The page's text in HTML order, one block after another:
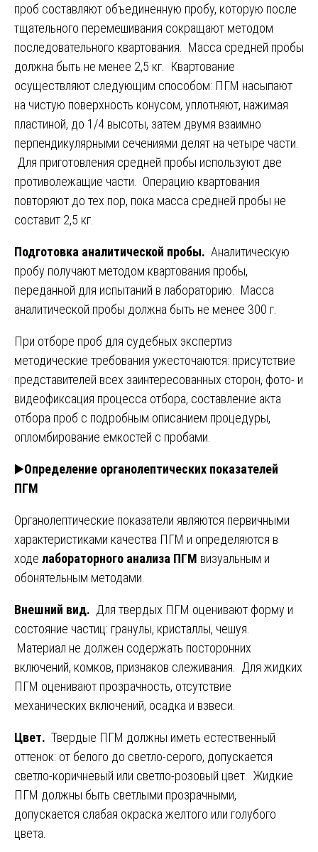
проб составляют объединенную пробу, которую после
тщательного перемешивания сокращают методом
последовательного квартования. Масса средней пробы
должна быть не менее 2,5 кг. Квартование
осуществляют следующим способом: ПГМ насыпают
на чистую поверхность конусом, уплотняют, нажимая
пластиной, до 1/4 высоты, затем двумя взаимно
перпендикулярными сечениями делят на четыре части.
Для приготовления средней пробы используют две
противолежащие части. Операцию квартования
повторяют до тех пор, пока масса средней пробы не
составит 2,5 кг.
Подготовка аналитической пробы. Аналитическую
пробу получают методом квартования пробы,
переданной для испытаний в лабораторию. Масса
аналитической пробы должна быть не менее 300 г.
При отборе проб для судебных экспертиз
методические требования ужесточаются: присутствие
представителей всех заинтересованных сторон, фото- и
видеофиксация процесса отбора, составление акта
отбора проб с подробным описанием процедуры,
опломбирование емкостей с пробами.
▶️Определение органолептических показателей
ПГМ
Органолептические показатели являются первичными
характеристиками качества ПГМ и определяются в
ходе лабораторного анализа ПГМ визуальным и
обонятельным методами.
Внешний вид. Для твердых ПГМ оценивают форму и
состояние частиц: гранулы, кристаллы, чешуя.
Материал не должен содержать посторонних
включений, комков, признаков слеживания. Для жидких
ПГМ оценивают прозрачность, отсутствие
механических включений, осадка и взвеси.
Цвет. Твердые ПГМ должны иметь естественный
оттенок: от белого до светло-серого, допускается
светло-коричневый или светло-розовый цвет. Жидкие
ПГМ должны быть светлыми прозрачными,
допускается слабая окраска желтого или голубого
цвета.